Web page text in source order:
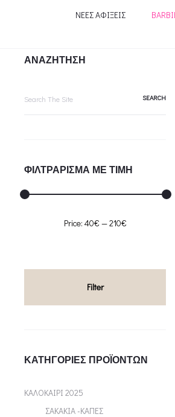
ΝΕΕΣ ΑΦΙΞΕΙΣ
ΑΝΑΖΗΤΗΣΗ
ΦΙΛΤΡΑΡΙΣΜΑ ΜΕ ΤΙΜΗ
Min
Max
Filter
Price: 40€ —210€
ΚΑΤΗΓΟΡΊΕΣ ΠΡΟΪΌΝΤΩΝ
ΚΑΛΟΚΑΙΡΙ 2025
ΣΑΚΑΚΙΑ -ΚΑΠΕΣ